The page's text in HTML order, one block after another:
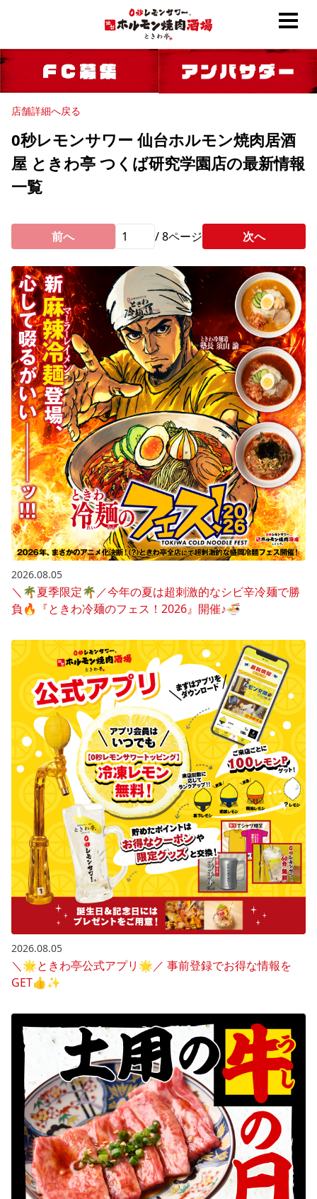
店舗詳細へ戻る
0秒レモンサワー 仙台ホルモン焼肉居酒
屋 ときわ亭 つくば研究学園店の最新情報
一覧
前へ /8ページ 次へ
2026.08.05
＼🌴夏季限定🌴／今年の夏は超刺激的なシビ辛冷麺で勝
負🔥『ときわ冷麺のフェス！2026』開催♪🍜
2026.08.05
＼🌟ときわ亭公式アプリ🌟／ 事前登録でお得な情報を
GET👍✨